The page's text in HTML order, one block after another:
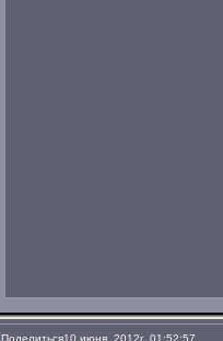
Поделиться10 июня, 2012г. 01:52:57